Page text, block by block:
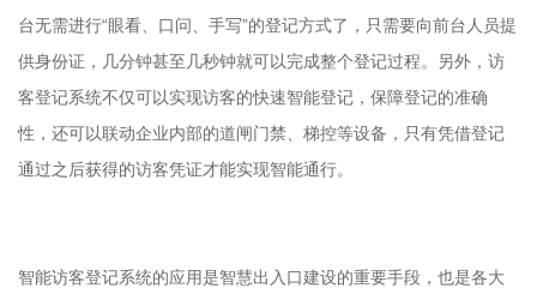
台无需进行“眼看、口问、手写”的登记方式了，只需要向前台人员提
供身份证，几分钟甚至几秒钟就可以完成整个登记过程。另外，访
客登记系统不仅可以实现访客的快速智能登记，保障登记的准确
性，还可以联动企业内部的道闸门禁、梯控等设备，只有凭借登记
通过之后获得的访客凭证才能实现智能通行。
智能访客登记系统的应用是智慧出入口建设的重要手段，也是各大